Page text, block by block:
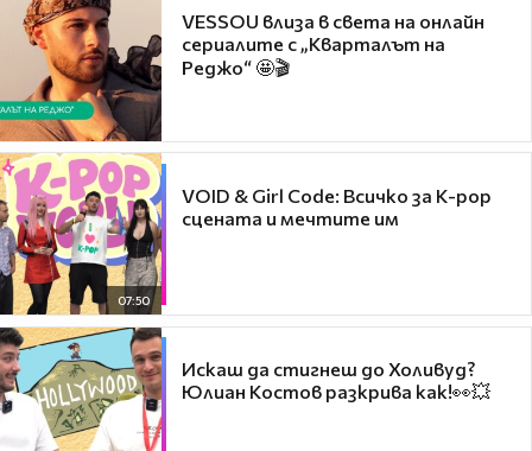
VESSOU влиза в света на онлайн
сериалите с „Кварталът на
Реджо“ 🤩🎬
07:50
VOID & Girl Code: Всичко за K-pop
сцената и мечтите им
Искаш да стигнеш до Холивуд?
Юлиан Костов разкрива как!👀💥